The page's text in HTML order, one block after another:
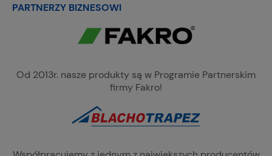
PARTNERZY BIZNESOWI
Od 2013r. nasze produkty są w Programie Partnerskim
firmy Fakro!